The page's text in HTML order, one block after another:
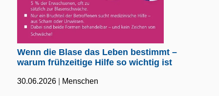
Wenn die Blase das Leben bestimmt –
warum frühzeitige Hilfe so wichtig ist
30.06.2026 | Menschen